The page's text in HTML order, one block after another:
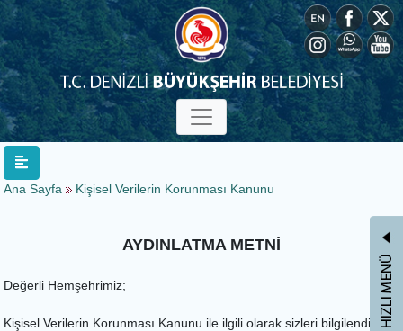
Ana Sayfa Kişisel Verilerin Korunması Kanunu
AYDINLATMA METNİ
Değerli Hemşehrimiz;
Kişisel Verilerin Korunması Kanunu ile ilgili olarak sizleri bilgilendirmek